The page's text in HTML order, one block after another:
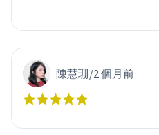
陳慧珊/2 個月前